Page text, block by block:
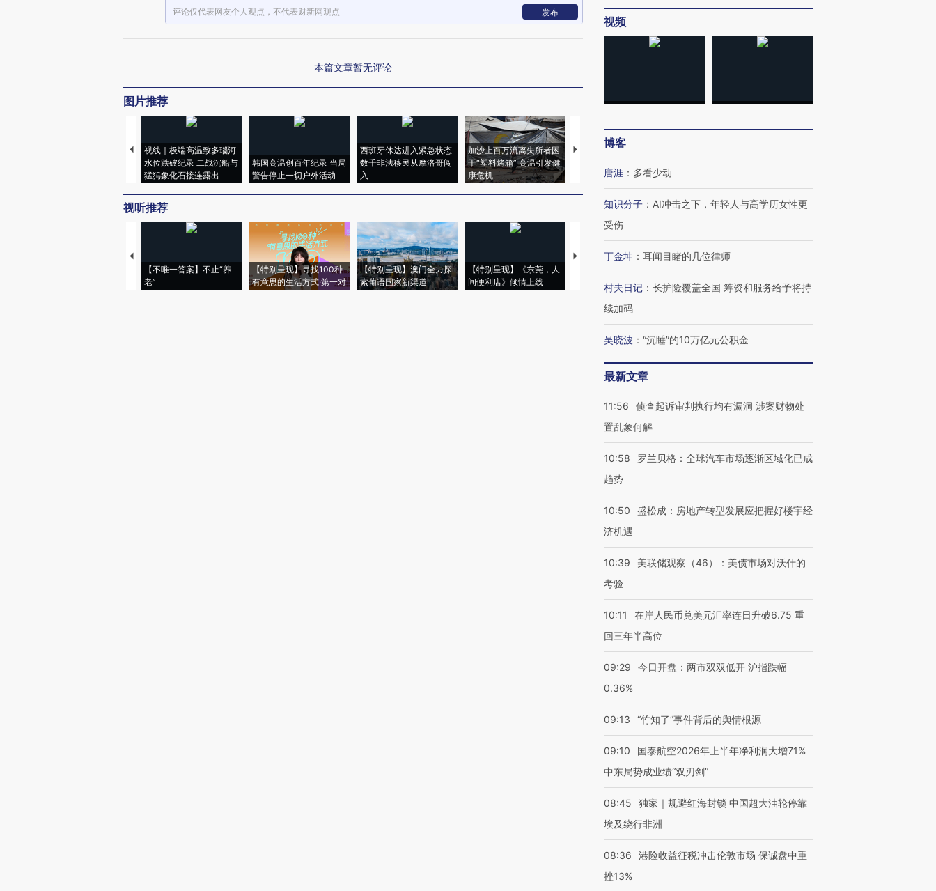
评论仅代表网友个人观点，不代表财新网观点 发布
本篇文章暂无评论
图片推荐
视线｜极端高温致多瑙河
水位跌破纪录 二战沉船与
猛犸象化石接连露出
韩国高温创百年纪录 当局
警告停止一切户外活动
西班牙休达进入紧急状态
数千非法移民从摩洛哥闯
入
加沙上百万流离失所者困
于“塑料烤箱” 高温引发健
康危机
马航飞行员跨国走私7万
视听推荐
【不唯一答案】不止“养
老”
【特别呈现】寻找100种
有意思的生活方式·第一对
【特别呈现】澳门全力探
索葡语国家新渠道
【特别呈现】《东莞，人
间便利店》倾情上线
【推广】走进第四届链博
会，让数智科技“链”接产
【特别呈现】寻找100种
有意思的生活方式·第三对
CFO：不靠规模取胜，华
住三大增长引擎是什么？
视频
博客
唐涯 ： 多看少动
知识分子 ： AI冲击之下，年轻人与高学历女性更
受伤
丁金坤 ： 耳闻目睹的几位律师
村夫日记 ： 长护险覆盖全国 筹资和服务给予将持
续加码
吴晓波 ： “沉睡”的10万亿元公积金
最新文章
11:56
侦查起诉审判执行均有漏洞 涉案财物处
置乱象何解
10:58
罗兰贝格：全球汽车市场逐渐区域化已成
趋势
10:50
盛松成：房地产转型发展应把握好楼宇经
济机遇
10:39
美联储观察（46）：美债市场对沃什的
考验
10:11
在岸人民币兑美元汇率连日升破6.75 重
回三年半高位
09:29
今日开盘：两市双双低开 沪指跌幅
0.36%
09:13 “竹知了”事件背后的舆情根源
09:10
国泰航空2026年上半年净利润大增71%
中东局势成业绩“双刃剑”
08:45
独家｜规避红海封锁 中国超大油轮停靠
埃及绕行非洲
08:36
港险收益征税冲击伦敦市场 保诚盘中重
挫13%